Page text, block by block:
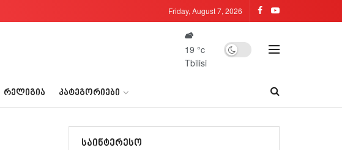
Friday, August 7, 2026
19 °c
Tbilisi
ᲠᲔᲚᲘᲒᲘᲐ ᲙᲐᲢᲔᲒᲝᲠᲘᲔᲑᲘ
საინტერესო